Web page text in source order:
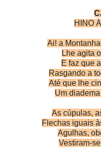
HINO
Ai! a
Lhe agita
E faz que
Rasgando a
Até que lhe
Um
As cúpulas,
Flechas iguais
Agulhas,
Vestiram-